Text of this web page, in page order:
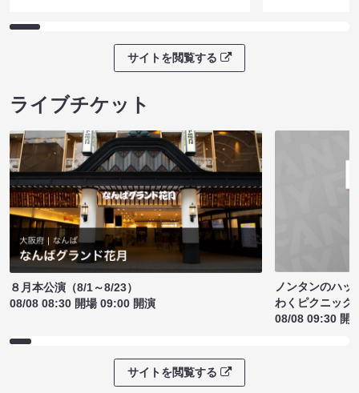
サイトを閲覧する
ライブチケット
８月本公演（8/1～8/23）
08/08 08:30 開場 09:00 開演
ノンタンのハッ
わくピクニック
08/08 09:30 開
サイトを閲覧する